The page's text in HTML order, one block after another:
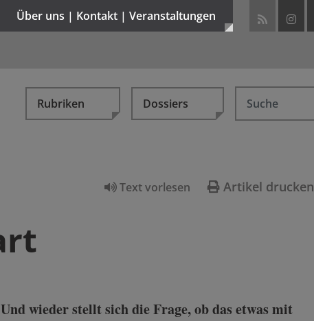
Über uns | Kontakt | Veranstaltungen
Rubriken Dossiers
Text vorlesen Artikel drucken
wieder stellt sich die Frage, ob das etwas mit